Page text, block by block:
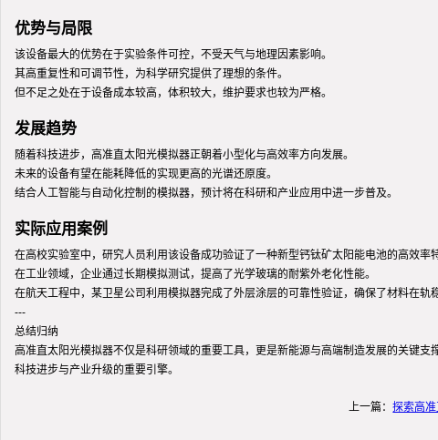
优势与局限
该设备最大的优势在于实验条件可控，不受天气与地理因素影响。
其高重复性和可调节性，为科学研究提供了理想的条件。
但不足之处在于设备成本较高，体积较大，维护要求也较为严格。
发展趋势
随着科技进步，高准直太阳光模拟器正朝着小型化与高效率方向发展。
未来的设备有望在能耗降低的实现更高的光谱还原度。
结合人工智能与自动化控制的模拟器，预计将在科研和产业应用中进一步普及。
实际应用案例
在高校实验室中，研究人员利用该设备成功验证了一种新型钙钛矿太阳能电池的高效率特
在工业领域，企业通过长期模拟测试，提高了光学玻璃的耐紫外老化性能。
在航天工程中，某卫星公司利用模拟器完成了外层涂层的可靠性验证，确保了材料在轨稳
---
总结归纳
高准直太阳光模拟器不仅是科研领域的重要工具，更是新能源与高端制造发展的关键
科技进步与产业升级的重要引擎。
上一篇：探索高